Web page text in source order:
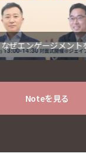
Noteを見る
ジメントを上げるんだ